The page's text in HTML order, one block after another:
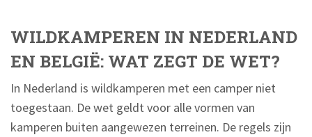
WILDKAMPEREN IN NEDERLAND
EN BELGIË: WAT ZEGT DE WET?
In Nederland is wildkamperen met een camper niet
toegestaan. De wet geldt voor alle vormen van
kamperen buiten aangewezen terreinen. De regels zijn